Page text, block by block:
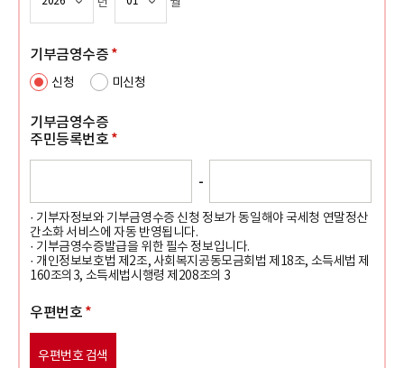
기부금영수증 *
신청 미신청
기부금영수증
주민등록번호 *
-
· 기부자정보와 기부금영수증 신청 정보가 동일해야 국세청 연말정산
간소화 서비스에 자동 반영됩니다.
· 기부금영수증발급을 위한 필수 정보입니다.
· 개인정보보호법 제2조, 사회복지공동모금회법 제18조, 소득세법 제
160조의3, 소득세법시행령 제208조의 3
우편번호 *
우편번호 검색